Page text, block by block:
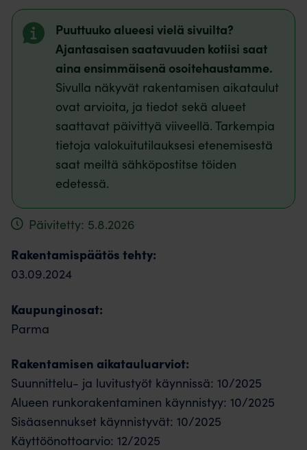
Puuttuuko alueesi vielä sivuilta?
Ajantasaisen saatavuuden kotiisi saat
aina ensimmäisenä osoitehaustamme.
Sivulla näkyvät rakentamisen aikataulut
ovat arvioita, ja tiedot sekä alueet
saattavat päivittyä viiveellä. Tarkempia
tietoja valokuitutilauksesi etenemisestä
saat meiltä sähköpostitse töiden
edetessä.
Päivitetty: 5.8.2026
Rakentamispäätös tehty:
03.09.2024
Kaupunginosat:
Parma
Rakentamisen aikatauluarviot:
Suunnittelu- ja luvitustyöt käynnissä: 10/2025
Alueen runkorakentaminen käynnistyy: 10/2025
Sisäasennukset käynnistyvät: 10/2025
Käyttöönottoarvio: 12/2025